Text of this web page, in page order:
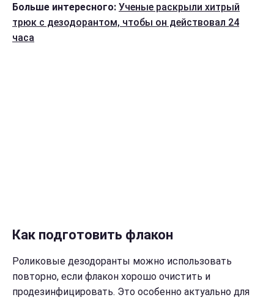
Больше интересного: Ученые раскрыли хитрый
трюк с дезодорантом, чтобы он действовал 24
часа
Как подготовить флакон
Роликовые дезодоранты можно использовать
повторно, если флакон хорошо очистить и
продезинфицировать. Это особенно актуально для